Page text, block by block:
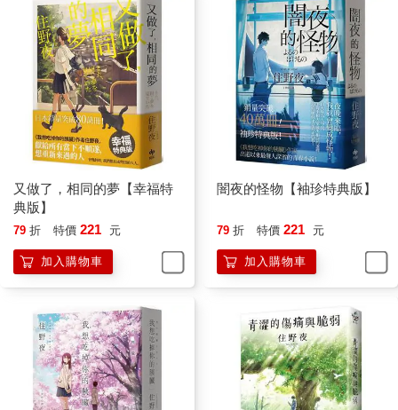
又做了，相同的夢【幸福特
典版】
79 折 特價 221 元
加入購物車
闇夜的怪物【袖珍特典版】
79 折 特價 221 元
加入購物車